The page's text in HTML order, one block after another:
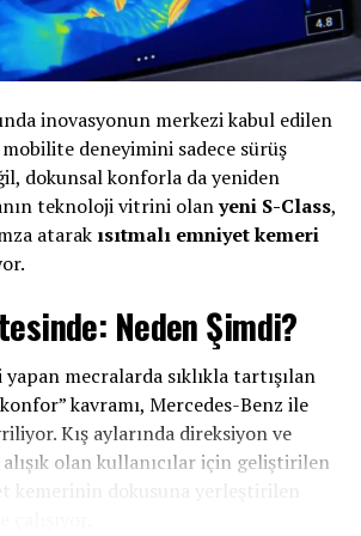
da ziyaretçilerle buluşturacak.
mevcut ürün gamını hem de markanın
yansıtan önemli bir deneyim
Otomobil Fuarı’na güçlü bir geri
Marka, en yeni modellerini
sergileyerek ziyaretçilere
sunarken, Paris’teki varlığıyla
bir katılıma imza atacak.
en önemli uluslararası
yer alan Paris Otomobil Fuarı,
trendlerini ve bu alandaki en yeni
getiren önemli bir platform
91’inci kez düzenlenecek fuar, 12–18
arasında ziyaret edilebilecek. Bir
inovasyonun merkezi kabul edilen
deneyimini sadece sürüş
dokunsal konforla da yeniden
teknoloji vitrini olanyeni S-Class,
atarak ısıtmalı emniyet kemeri
Neden Şimdi?
mecralarda sıklıkla tartışılan
kavramı, Mercedes-Benz ile
Kış aylarında direksiyon ve
alışık olan kullanıcılar için geliştirilen